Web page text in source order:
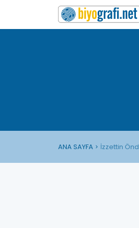
ANA SAYFA İzzettin